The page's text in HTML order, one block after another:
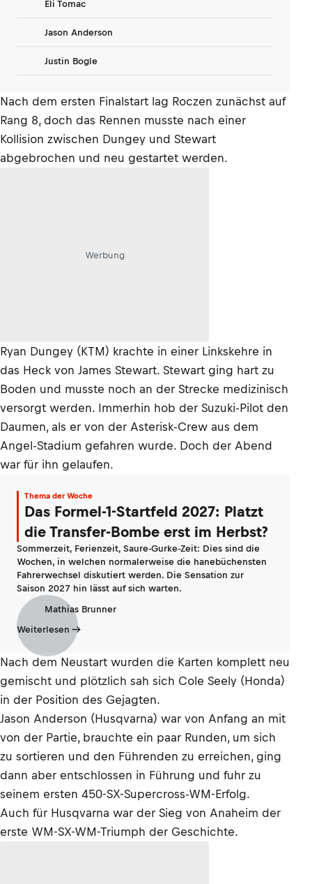
Eli Tomac
Jason Anderson
Justin Bogle
Nach dem ersten Finalstart lag Roczen zunächst auf
Rang 8, doch das Rennen musste nach einer
Kollision zwischen Dungey und Stewart
abgebrochen und neu gestartet werden.
Werbung
Ryan Dungey (KTM) krachte in einer Linkskehre in
das Heck von James Stewart. Stewart ging hart zu
Boden und musste noch an der Strecke medizinisch
versorgt werden. Immerhin hob der Suzuki-Pilot den
Daumen, als er von der Asterisk-Crew aus dem
Angel-Stadium gefahren wurde. Doch der Abend
war für ihn gelaufen.
Thema der Woche
Das Formel-1-Startfeld 2027: Platzt
die Transfer-Bombe erst im Herbst?
Sommerzeit, Ferienzeit, Saure-Gurke-Zeit: Dies sind die
Wochen, in welchen normalerweise die hanebüchensten
Fahrerwechsel diskutiert werden. Die Sensation zur
Saison 2027 hin lässt auf sich warten.
Mathias Brunner
Weiterlesen
Nach dem Neustart wurden die Karten komplett neu
gemischt und plötzlich sah sich Cole Seely (Honda)
in der Position des Gejagten.
Jason Anderson (Husqvarna) war von Anfang an mit
von der Partie, brauchte ein paar Runden, um sich
zu sortieren und den Führenden zu erreichen, ging
dann aber entschlossen in Führung und fuhr zu
seinem ersten 450-SX-Supercross-WM-Erfolg.
Auch für Husqvarna war der Sieg von Anaheim der
erste WM-SX-WM-Triumph der Geschichte.